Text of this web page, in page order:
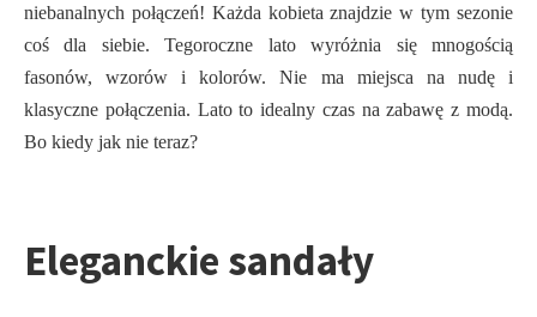
niebanalnych połączeń! Każda kobieta znajdzie w tym sezonie
coś dla siebie. Tegoroczne lato wyróżnia się mnogością
fasonów, wzorów i kolorów. Nie ma miejsca na nudę i
klasyczne połączenia. Lato to idealny czas na zabawę z modą.
Bo kiedy jak nie teraz?
Eleganckie sandały